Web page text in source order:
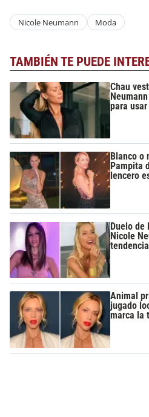
Nicole Neumann Moda
TAMBIÉN TE PUEDE
Chau
para
Blanco o
Pampita
lencero
Duelo
Nicole
Animal
jugado
marca la